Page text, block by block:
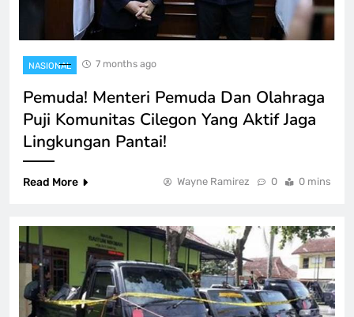
NASIONAL 7 months ago
Pemuda! Menteri Pemuda Dan Olahraga
Puji Komunitas Cilegon Yang Aktif Jaga
Lingkungan Pantai!
Read More Wayne Ramirez 0 0 mins